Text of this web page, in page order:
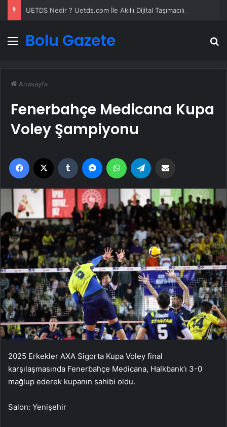
Menü
Bolu Gazete
Anasayfa
Fenerbahçe Medicana Kupa
Voley Şampiyonu
Facebook Tumblr MessengerWhatsApp
2025 Erkekler AXA Sigorta Kupa Voley final
karşılaşmasında Fenerbahçe Medicana, Halkbank’ı 3-0
mağlup ederek kupanın sahibi oldu.
Salon: Yenişehir